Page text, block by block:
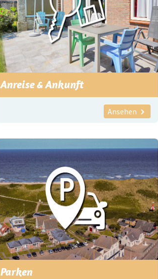
Anreise & Ankunft
Ansehen
Parken